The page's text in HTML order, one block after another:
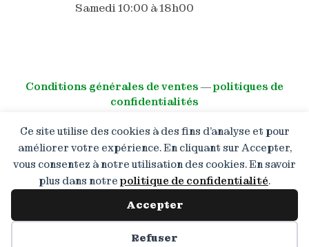
Ce site utilise des cookies à des fins d’analyse et pour
améliorer votre expérience. En cliquant sur Accepter,
vous consentez à notre utilisation des cookies. En savoir
plus dans notrepolitique de confidentialité.
Accepter
Refuser
Préférences des cookies
Samedi 10:00 à 18h00
Conditions générales de ventes ―politiques de
confidentialités
© All right reserved
Boutique en congé : Les
commandes restent ouvertes
mais les expéditions reprendront
votre patience !